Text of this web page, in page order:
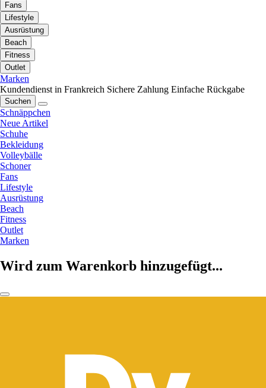
Fans
Lifestyle
Ausrüstung
Beach
Fitness
Outlet
Marken
Kundendienst in Frankreich Sichere Zahlung Einfache Rückgabe
Suchen
Schnäppchen
Neue Artikel
Schuhe
Bekleidung
Volleybälle
Schoner
Fans
Lifestyle
Ausrüstung
Beach
Fitness
Outlet
Marken
Wird zum Warenkorb hinzugefügt...